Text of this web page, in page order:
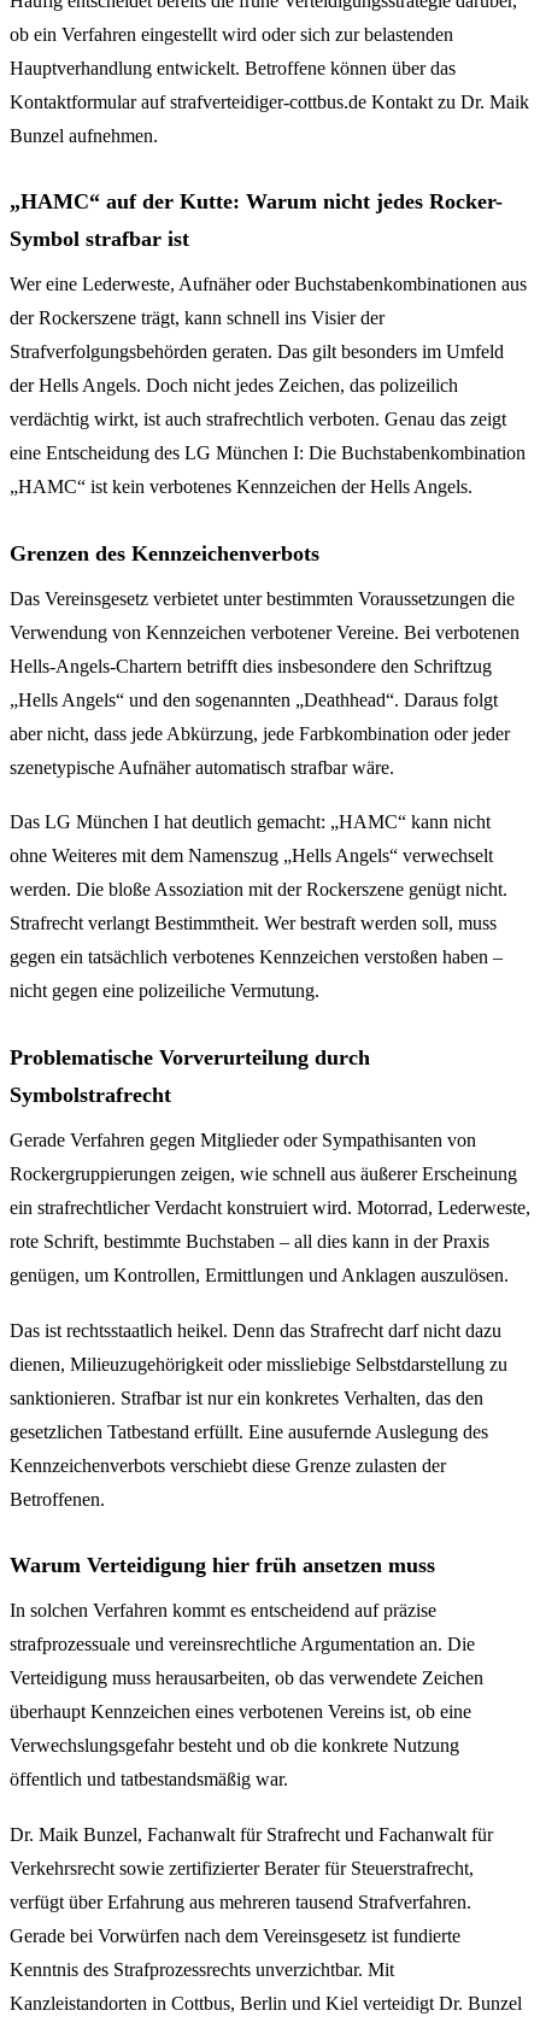
ob ein Verfahren eingestellt wird oder sich zur belastenden
Hauptverhandlung entwickelt. Betroffene können über das
Kontaktformular auf strafverteidiger-cottbus.de Kontakt zu Dr. Maik
Bunzel aufnehmen.
„HAMC“ auf der Kutte: Warum nicht jedes Rocker-
Symbol strafbar ist
Wer eine Lederweste, Aufnäher oder Buchstabenkombinationen aus
der Rockerszene trägt, kann schnell ins Visier der
Strafverfolgungsbehörden geraten. Das gilt besonders im Umfeld
der Hells Angels. Doch nicht jedes Zeichen, das polizeilich
verdächtig wirkt, ist auch strafrechtlich verboten. Genau das zeigt
eine Entscheidung des LG München I: Die Buchstabenkombination
„HAMC“ ist kein verbotenes Kennzeichen der Hells Angels.
Grenzen des Kennzeichenverbots
Das Vereinsgesetz verbietet unter bestimmten Voraussetzungen die
Verwendung von Kennzeichen verbotener Vereine. Bei verbotenen
Hells-Angels-Chartern betrifft dies insbesondere den Schriftzug
„Hells Angels“ und den sogenannten „Deathhead“. Daraus folgt
aber nicht, dass jede Abkürzung, jede Farbkombination oder jeder
szenetypische Aufnäher automatisch strafbar wäre.
Das LG München I hat deutlich gemacht: „HAMC“ kann nicht
ohne Weiteres mit dem Namenszug „Hells Angels“ verwechselt
werden. Die bloße Assoziation mit der Rockerszene genügt nicht.
Strafrecht verlangt Bestimmtheit. Wer bestraft werden soll, muss
gegen ein tatsächlich verbotenes Kennzeichen verstoßen haben –
nicht gegen eine polizeiliche Vermutung.
Problematische Vorverurteilung durch
Symbolstrafrecht
Gerade Verfahren gegen Mitglieder oder Sympathisanten von
Rockergruppierungen zeigen, wie schnell aus äußerer Erscheinung
ein strafrechtlicher Verdacht konstruiert wird. Motorrad, Lederweste,
rote Schrift, bestimmte Buchstaben – all dies kann in der Praxis
genügen, um Kontrollen, Ermittlungen und Anklagen auszulösen.
Das ist rechtsstaatlich heikel. Denn das Strafrecht darf nicht dazu
dienen, Milieuzugehörigkeit oder missliebige Selbstdarstellung zu
sanktionieren. Strafbar ist nur ein konkretes Verhalten, das den
gesetzlichen Tatbestand erfüllt. Eine ausufernde Auslegung des
Kennzeichenverbots verschiebt diese Grenze zulasten der
Betroffenen.
Warum Verteidigung hier früh ansetzen muss
In solchen Verfahren kommt es entscheidend auf präzise
strafprozessuale und vereinsrechtliche Argumentation an. Die
Verteidigung muss herausarbeiten, ob das verwendete Zeichen
überhaupt Kennzeichen eines verbotenen Vereins ist, ob eine
Verwechslungsgefahr besteht und ob die konkrete Nutzung
öffentlich und tatbestandsmäßig war.
Dr. Maik Bunzel, Fachanwalt für Strafrecht und Fachanwalt für
Verkehrsrecht sowie zertifizierter Berater für Steuerstrafrecht,
verfügt über Erfahrung aus mehreren tausend Strafverfahren.
Gerade bei Vorwürfen nach dem Vereinsgesetz ist fundierte
Kenntnis des Strafprozessrechts unverzichtbar. Mit
Kanzleistandorten in Cottbus, Berlin und Kiel verteidigt Dr. Bunzel